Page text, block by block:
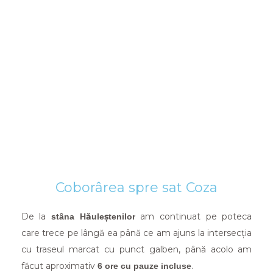
Coborârea spre sat Coza
De la stâna Hăuleșteniloram continuat pe poteca
care trece pe lângă ea până ce am ajuns la intersecția
cu traseul marcat cu punct galben, până acolo am
făcut aproximativ 6 ore cu pauze incluse.